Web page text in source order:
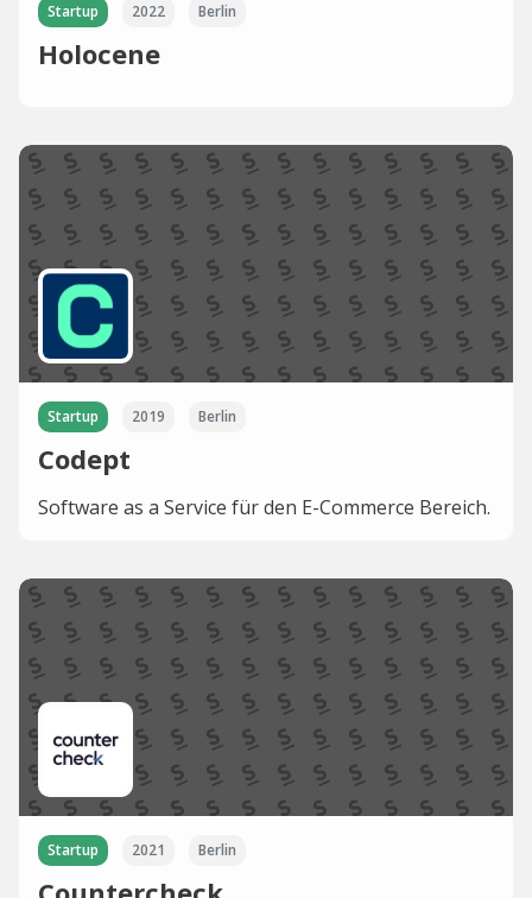
Startup 2022 Berlin
Holocene
Startup 2019 Berlin
Codept
Software as a Service für den E-Commerce Bereich.
Startup 2021 Berlin